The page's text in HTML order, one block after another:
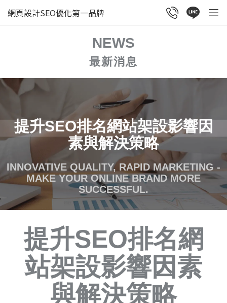
網頁設計SEO優化第一品牌
NEWS
最新消息
提升SEO排名網站架設影響因
素與解決策略
INNOVATIVE QUALITY, RAPID MARKETING -
MAKE YOUR ONLINE BRAND MORE
SUCCESSFUL.
提升SEO排名網
站架設影響因素
與解決策略